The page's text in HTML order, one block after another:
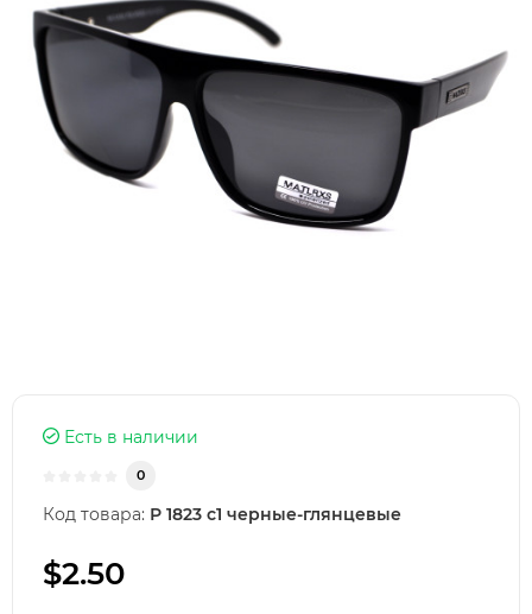
Есть в наличии
0
Код товара: Р 1823 с1 черные-глянцевые
$2.50